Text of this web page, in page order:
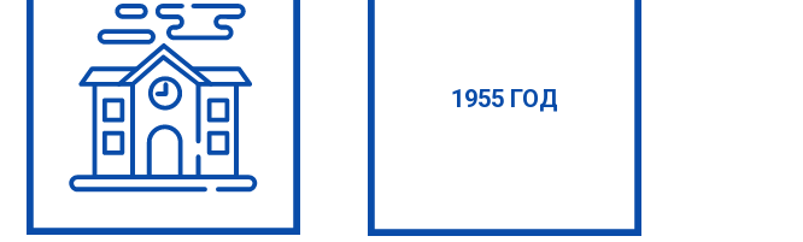
1955 ГОД